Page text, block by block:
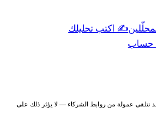
✍️ اكتب تحليلك
حساب
نتلقى عمولة من روابط الشركاء — لا يؤثر ذلك على